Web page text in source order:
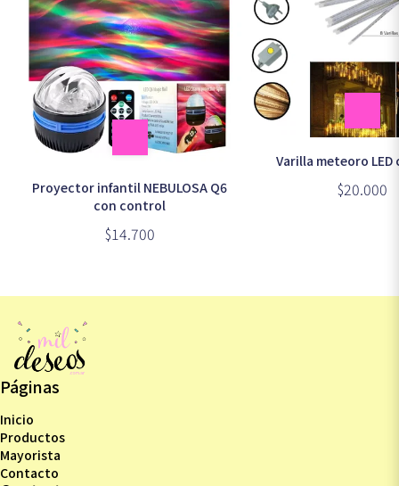
Proyector infantil NEBULOSA Q6
con control
$14.700
Varilla meteoro LED
$20.000
Páginas
Inicio
Productos
Mayorista
Contacto